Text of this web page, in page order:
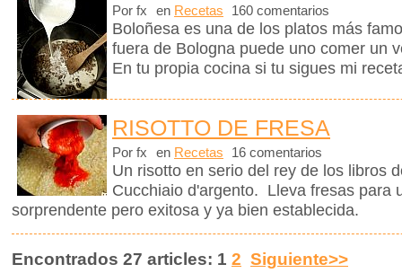
Por fx en Recetas 160 comentarios
Boloñesa es una de los platos más
fuera de Bologna puede uno comer un
En tu propia cocina si tu sigues mi
RISOTTO DE FRESA
Por fx en Recetas 16 comentarios
Un risotto en serio del rey de los libros
Cucchiaio d'argento. Lleva fresas para
sorprendente pero exitosa y ya bien establecida.
Encontrados 27 articles: 1 2 Siguiente>>